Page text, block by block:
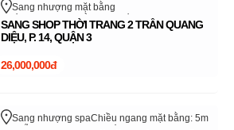
Sang nhượng mặt bằng
Chiều ngang mặt bằng: 4mTrần Quang Diệu
Quận 3Hồ Chí Minh
SANG SHOP THỜI TRANG 2 TRẦN QUANG
DIỆU, P. 14, QUẬN 3
26,000,000đ
Sang nhượng spaChiều ngang mặt bằng: 5m